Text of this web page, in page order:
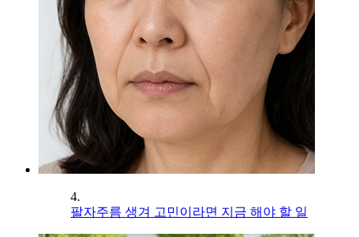
4.
팔자주름 생겨 고민이라면 지금 해야 할 일